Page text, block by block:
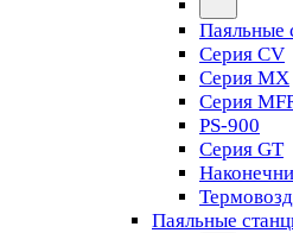
Паяльные
Серия CV
Серия MX
Серия
PS-900
Серия GT
Паяльные